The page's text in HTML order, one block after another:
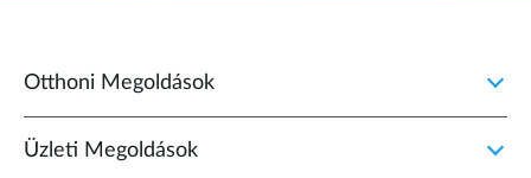
Otthoni Megoldások
Üzleti Megoldások